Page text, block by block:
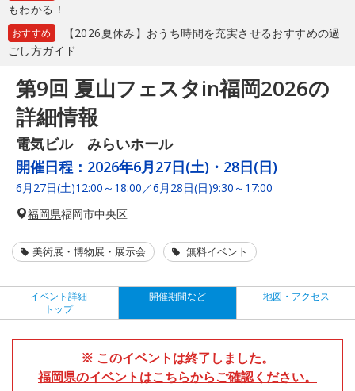
もわかる！
おすすめ
【2026夏休み】おうち時間を充実させるおすすめの過
ごし方ガイド
第9回 夏山フェスタin福岡2026の
詳細情報
電気ビル みらいホール
開催日程： 2026年6月27日(土)・28日(日)
6月27日(土)12:00～18:00／6月28日(日)9:30～17:00
福岡県福岡市中央区
美術展・博物展・展示会 無料イベント
イベント詳細
トップ
開催期間など 地図・アクセス
※ このイベントは終了しました。
福岡県のイベントはこちらからご確認ください。